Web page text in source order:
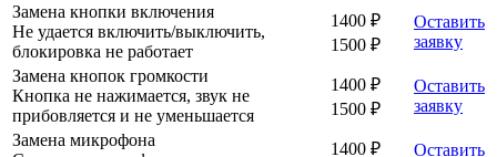
Замена кнопки включения
Не удается включить/выключить,
блокировка не работает
1400 ₽
1500 ₽
Оставить
заявку
Замена кнопок громкости
Кнопка не нажимается, звук не
прибовляется и не уменьшается
1400 ₽
1500 ₽
Оставить
заявку
Замена микрофона
1400 ₽ Оставить